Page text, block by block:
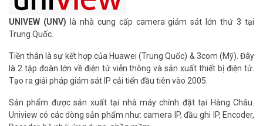
UNIVEW (UNV) là nhà cung cấp camera giám sát lớn thứ 3 tại
Trung Quốc.
Tiền thân là sự kết hợp của Huawei (Trung Quốc) & 3com (Mỹ). Đây
là 2 tập đoàn lớn về điện tử viễn thông và sản xuất thiết bị điện tử.
Tạo ra giải pháp giám sát IP cải tiến đầu tiên vào 2005.
Sản phẩm được sản xuất tại nhà máy chính đặt tại Hàng Châu.
Uniview có các dòng sản phẩm như: camera IP, đầu ghi IP, Encoder,